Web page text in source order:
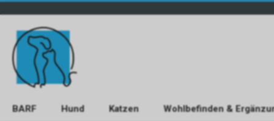
BARF Hund Katzen Wohlbefinden &